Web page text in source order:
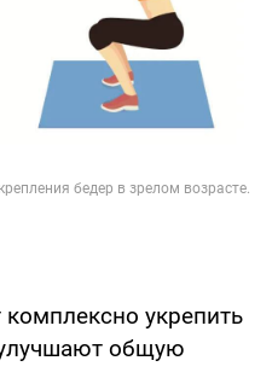
укрепить
общую